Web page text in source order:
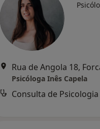
Rua de Angola 18,
Psicóloga Inês Capela
Consulta de Psicologia